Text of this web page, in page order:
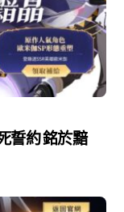
誓約 銘於黯